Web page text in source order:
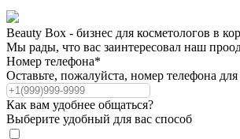
Beauty Box - бизнес для косметологов в
Мы рады, что вас заинтересовал наш
Номер телефона*
Оставьте, пожалуйста, номер телефона для
Как вам удобнее общаться?
Выберите удобный для вас способ